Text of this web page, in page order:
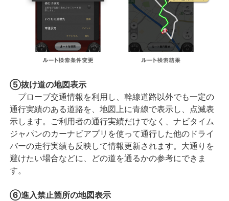
⑤抜け道の地図表示
プローブ交通情報を利用し、幹線道路以外でも一定の
通行実績のある道路を、地図上に青線で表示し、点滅表
示します。ご利用者の通行実績だけでなく、ナビタイム
ジャパンのカーナビアプリを使って通行した他のドライ
バーの走行実績も反映して情報更新されます。大通りを
避けたい場合などに、どの道を通るかの参考にできま
す。
⑥進入禁止箇所の地図表示